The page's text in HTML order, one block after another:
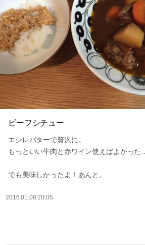
ビーフシチュー
エシレバターで贅沢に。
もっといい牛肉と赤ワイン使えばよかった…
でも美味しかったよ！あんと。
2016.01.08 20:05